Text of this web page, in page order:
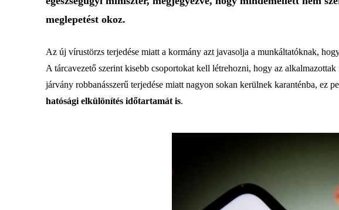
meglepetést okoz.
Az új vírustörzs terjedése miatt a kormány azt javasolja a munkáltatóknak,
A tárcavezető szerint kisebb csoportokat kell létrehozni, hogy az
járvány robbanásszerű terjedése miatt nagyon sokan kerülnek karanténba, ez
hatósági elkülönítés időtartamát is.